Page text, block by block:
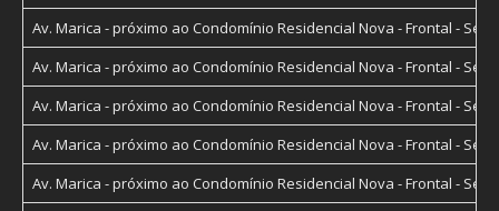
Av. Marica - próximo ao Condomínio Residencial Nova - Frontal -
Av. Marica - próximo ao Condomínio Residencial Nova - Frontal -
Av. Marica - próximo ao Condomínio Residencial Nova - Frontal -
Av. Marica - próximo ao Condomínio Residencial Nova - Frontal -
Av. Marica - próximo ao Condomínio Residencial Nova - Frontal -